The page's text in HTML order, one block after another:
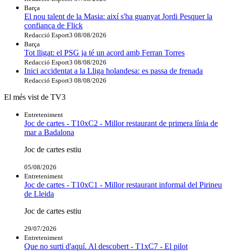
Barça
El nou talent de la Masia: així s'ha guanyat Jordi Pesquer la
confiança de Flick
Redacció Esport3 08/08/2026
Barça
Tot lligat: el PSG ja té un acord amb Ferran Torres
Redacció Esport3 08/08/2026
Inici accidentat a la Lliga holandesa: es passa de frenada
Redacció Esport3 08/08/2026
El més vist de TV3
Entreteniment
Joc de cartes - T10xC2 - Millor restaurant de primera línia de
mar a Badalona
Joc de cartes estiu
05/08/2026
Entreteniment
Joc de cartes - T10xC1 - Millor restaurant informal del Pirineu
de Lleida
Joc de cartes estiu
29/07/2026
Entreteniment
Que no surti d'aquí. Al descobert - T1xC7 - El pilot